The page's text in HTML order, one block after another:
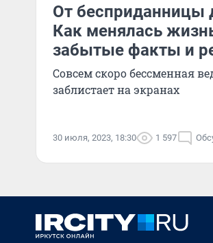
От бесприданницы
Как менялась
забытые факты и
Совсем скоро бессменная
заблистает на экранах
30 июля, 2023, 18:30 1 597